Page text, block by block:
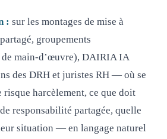
: sur les montages de mise à
groupements
de main-d’œuvre), DAIRIA IA
des DRH et juristes RH — où se
risque harcèlement, ce que doit
responsabilité partagée, quelle
situation — en langage naturel